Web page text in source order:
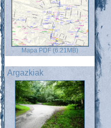
Mapa PDF (6.21MB)
Argazkiak